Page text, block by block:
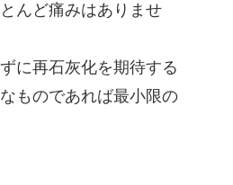
んど痛みはありませ
に再石灰化を期待する
ものであれば最小限の